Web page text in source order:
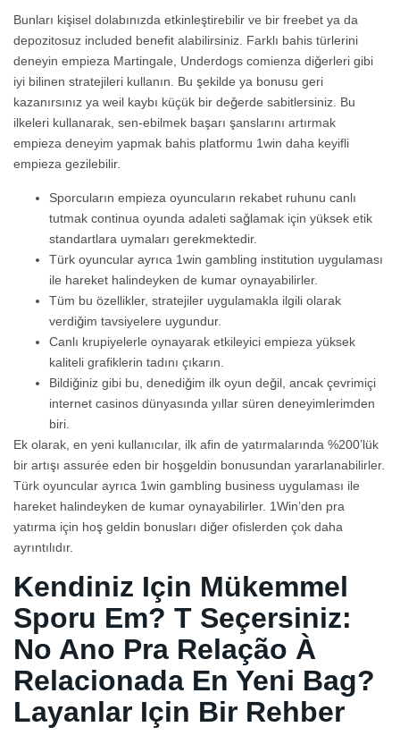
Bunları kişisel dolabınızda etkinleştirebilir ve bir freebet ya da
depozitosuz included benefit alabilirsiniz. Farklı bahis türlerini
deneyin empieza Martingale, Underdogs comienza diğerleri gibi
iyi bilinen stratejileri kullanın. Bu şekilde ya bonusu geri
kazanırsınız ya weil kaybı küçük bir değerde sabitlersiniz. Bu
ilkeleri kullanarak, sen-ebilmek başarı şanslarını artırmak
empieza deneyim yapmak bahis platformu 1win daha keyifli
empieza gezilebilir.
Sporcuların empieza oyuncuların rekabet ruhunu canlı
tutmak continua oyunda adaleti sağlamak için yüksek etik
standartlara uymaları gerekmektedir.
Türk oyuncular ayrıca 1win gambling institution uygulaması
ile hareket halindeyken de kumar oynayabilirler.
Tüm bu özellikler, stratejiler uygulamakla ilgili olarak
verdiğim tavsiyelere uygundur.
Canlı krupiyelerle oynayarak etkileyici empieza yüksek
kaliteli grafiklerin tadını çıkarın.
Bildiğiniz gibi bu, denediğim ilk oyun değil, ancak çevrimiçi
internet casinos dünyasında yıllar süren deneyimlerimden
biri.
Ek olarak, en yeni kullanıcılar, ilk afin de yatırmalarında %200’lük
bir artışı assurée eden bir hoşgeldin bonusundan yararlanabilirler.
Türk oyuncular ayrıca 1win gambling business uygulaması ile
hareket halindeyken de kumar oynayabilirler. 1Win’den pra
yatırma için hoş geldin bonusları diğer ofislerden çok daha
ayrıntılıdır.
Kendiniz Için Mükemmel
Sporu Em? T Seçersiniz:
No Ano Pra Relação À
Relacionada En Yeni Bag?
Layanlar Için Bir Rehber